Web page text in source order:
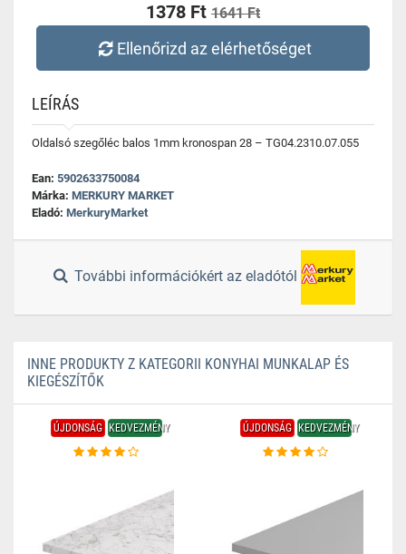
1378 Ft 1641 Ft
Ellenőrizd az elérhetőséget
LEÍRÁS
Oldalsó szegőléc balos 1mm kronospan 28 – TG04.2310.07.055
Ean: 5902633750084
Márka: MERKURY MARKET
Eladó: MerkuryMarket
További információkért az eladótól
INNE PRODUKTY Z KATEGORII KONYHAI MUNKALAP ÉS
KIEGÉSZÍTŐK
ÚJDONSÁG KEDVEZMÉNY ÚJDONSÁG KEDVEZMÉNY